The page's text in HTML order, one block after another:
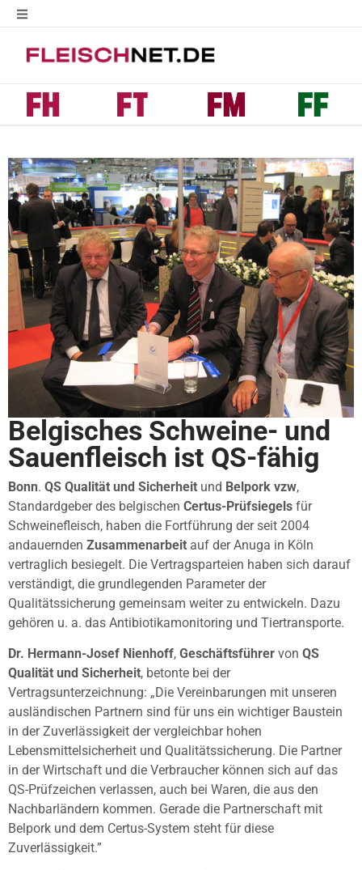
Belgisches Schweine- und
Sauenfleisch ist QS-fähig
Bonn. QS Qualität und Sicherheit und Belpork vzw,
Standardgeber des belgischen Certus-Prüfsiegels für
Schweinefleisch, haben die Fortführung der seit 2004
andauernden Zusammenarbeit auf der Anuga in Köln
vertraglich besiegelt. Die Vertragsparteien haben sich darauf
verständigt, die grundlegenden Parameter der
Qualitätssicherung gemeinsam weiter zu entwickeln. Dazu
gehören u. a. das Antibiotikamonitoring und Tiertransporte.
Dr. Hermann-Josef Nienhoff, Geschäftsführer von QS
Qualität und Sicherheit, betonte bei der
Vertragsunterzeichnung: „Die Vereinbarungen mit unseren
ausländischen Partnern sind für uns ein wichtiger Baustein
in der Zuverlässigkeit der vergleichbar hohen
Lebensmittelsicherheit und Qualitätssicherung. Die Partner
in der Wirtschaft und die Verbraucher können sich auf das
QS-Prüfzeichen verlassen, auch bei Waren, die aus den
Nachbarländern kommen. Gerade die Partnerschaft mit
Belpork und dem Certus-System steht für diese
Zuverlässigkeit.”